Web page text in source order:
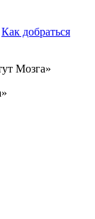
Как добраться
Мозга»